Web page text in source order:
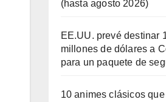
(hasta agosto 2026)
EE.UU. prevé destinar
millones de dólares a
para un paquete de
10 animes clásicos